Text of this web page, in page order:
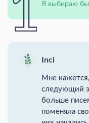
Я выбираю
Inci
Мне кажется,
следующий
больше
поменяла